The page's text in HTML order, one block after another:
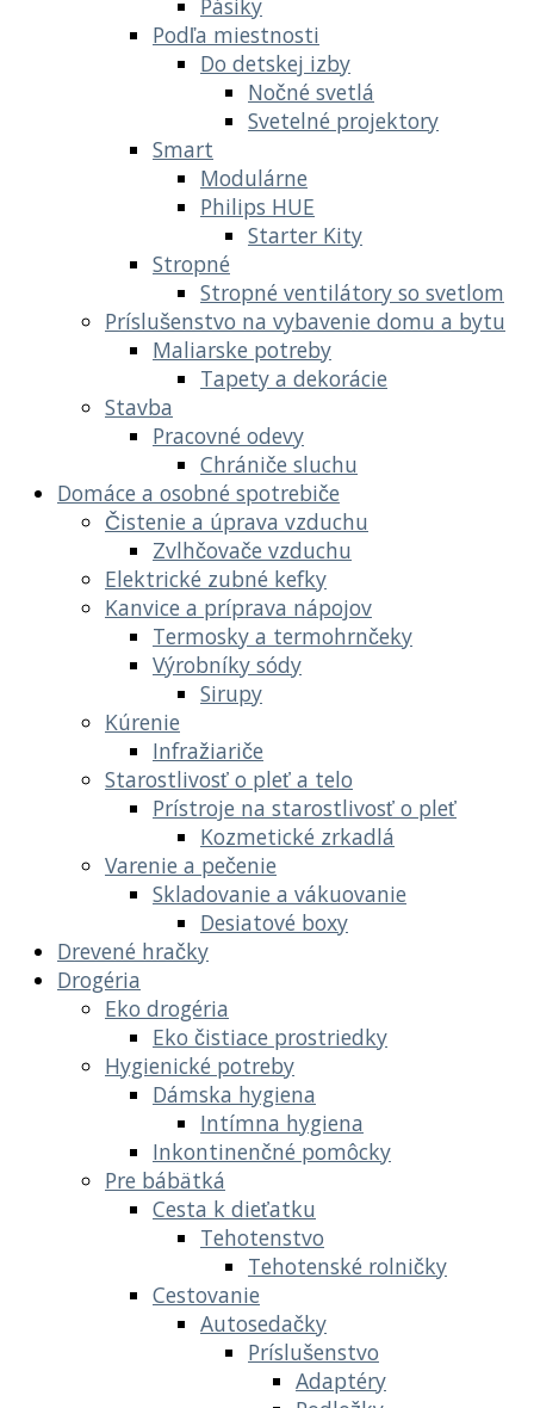
Podľa miestnosti
Do detskej izby
Nočné svetlá
Svetelné projektory
Smart
Modulárne
Philips HUE
Starter Kity
Stropné
Stropné ventilátory so svetlom
Príslušenstvo na vybavenie domu a bytu
Maliarske potreby
Tapety a dekorácie
Stavba
Pracovné odevy
Chrániče sluchu
Domáce a osobné spotrebiče
Čistenie a úprava vzduchu
Zvlhčovače vzduchu
Elektrické zubné kefky
Kanvice a príprava nápojov
Termosky a termohrnčeky
Výrobníky sódy
Sirupy
Kúrenie
Infražiariče
Starostlivosť o pleť a telo
Prístroje na starostlivosť o pleť
Kozmetické zrkadlá
Varenie a pečenie
Skladovanie a vákuovanie
Desiatové boxy
Drevené hračky
Drogéria
Eko drogéria
Eko čistiace prostriedky
Hygienické potreby
Dámska hygiena
Intímna hygiena
Inkontinenčné pomôcky
Pre bábätká
Cesta k dieťatku
Tehotenstvo
Tehotenské rolničky
Cestovanie
Autosedačky
Príslušenstvo
Adaptéry